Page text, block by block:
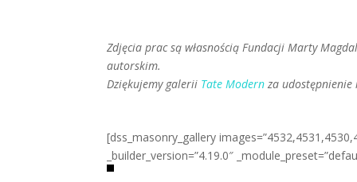
Zdjęcia prac są własnością Fundacji Marty
autorskim.
Dziękujemy galerii Tate Modern za udostępnienie
[dss_masonry_gallery
_builder_version=”4.19.0″